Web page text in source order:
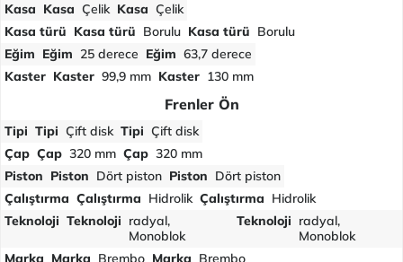
Kasa Kasa Çelik Kasa Çelik
Kasa türü Kasa türü Borulu Kasa türü Borulu
Eğim Eğim 25 derece Eğim 63,7 derece
Kaster Kaster 99,9 mm Kaster 130 mm
Frenler Ön
Tipi Tipi Çift disk Tipi Çift disk
Çap Çap 320 mm Çap 320 mm
Piston Piston Dört piston Piston Dört piston
Çalıştırma Çalıştırma Hidrolik Çalıştırma Hidrolik
Teknoloji Teknoloji radyal,
Monoblok
Teknoloji radyal,
Monoblok
Marka Marka Brembo Marka Brembo